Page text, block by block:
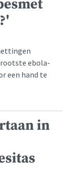
ebola-
een hand te
in